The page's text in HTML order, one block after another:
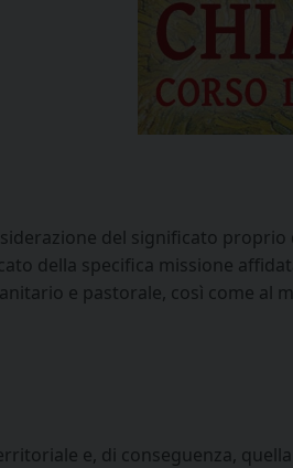
del significato proprio
della specifica missione
e pastorale, così come al
e, di conseguenza, quella